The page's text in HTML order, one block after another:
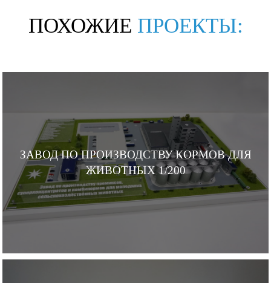
ПОХОЖИЕ ПРОЕКТЫ:
ЗАВОД ПО ПРОИЗВОДСТВУ КОРМОВ ДЛЯ
ЖИВОТНЫХ 1/200